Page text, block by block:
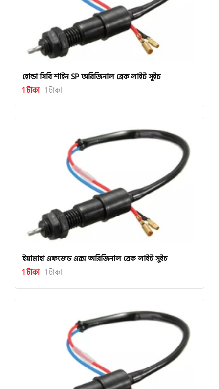
হোন্ডা সিবি শাইন SP অরিজিনাল ব্রেক লাইট সুইচ
1 টাকা 1 টাকা
ইয়ামাহা এফজেড এক্স অরিজিনাল ব্রেক লাইট সুইচ
1 টাকা 1 টাকা